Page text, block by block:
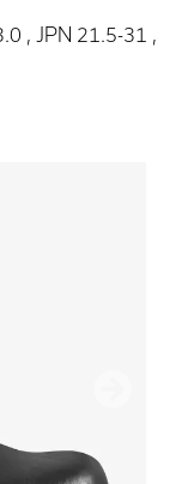
, JPN 21.5-31 ,